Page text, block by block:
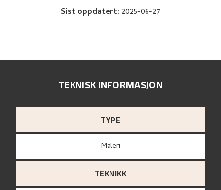
Sist oppdatert: 2025-06-27
TEKNISK INFORMASJON
TYPE
Maleri
TEKNIKK